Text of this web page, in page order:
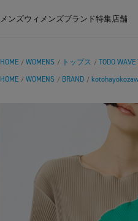
メンズウィメンズブランド特集店舗
HOME / WOMENS / トップス / TODO WAVE
HOME / WOMENS / BRAND /